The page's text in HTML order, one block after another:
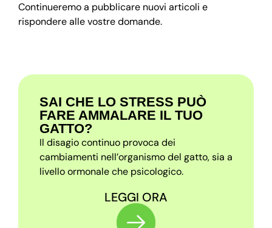
Continueremo a pubblicare nuovi articoli e
rispondere alle vostre domande.
SAI CHE LO STRESS PUÒ
FARE AMMALARE IL TUO
GATTO?
Il disagio continuo provoca dei
cambiamenti nell’organismo del gatto, sia a
livello ormonale che psicologico.
LEGGI ORA